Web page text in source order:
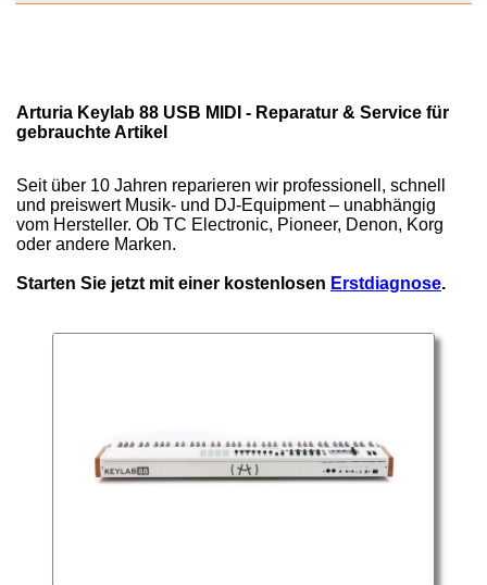
Arturia Keylab 88 USB MIDI - Reparatur & Service für
gebrauchte Artikel
Seit über 10 Jahren reparieren wir professionell, schnell
und preiswert Musik- und DJ-Equipment – unabhängig
vom Hersteller. Ob TC Electronic, Pioneer, Denon, Korg
oder andere Marken.
Starten Sie jetzt mit einer kostenlosen Erstdiagnose.